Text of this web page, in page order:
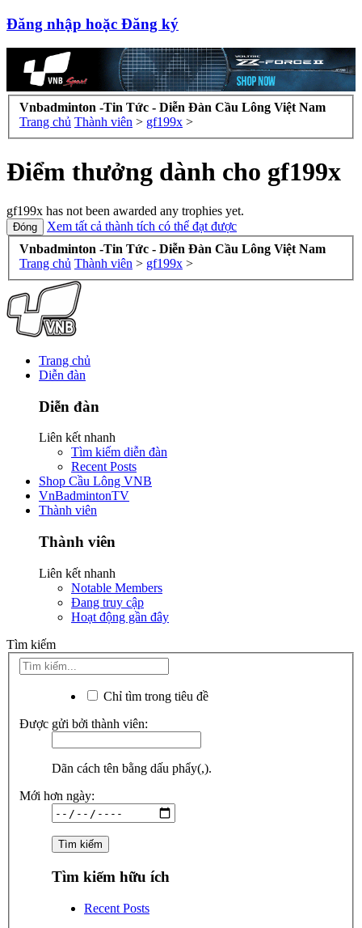
Đăng nhập hoặc Đăng ký
Vnbadminton -Tin Tức - Diễn Đàn Cầu Lông Việt Nam
Trang chủ Thành viên > gf199x >
Điểm thưởng dành cho gf199x
gf199x has not been awarded any trophies yet.
Xem tất cả thành tích có thể đạt được
Vnbadminton -Tin Tức - Diễn Đàn Cầu Lông Việt Nam
Trang chủ Thành viên > gf199x >
Trang chủ
Diễn đàn
Diễn đàn
Liên kết nhanh
Tìm kiếm diễn đàn
Recent Posts
Shop Cầu Lông VNB
VnBadmintonTV
Thành viên
Thành viên
Liên kết nhanh
Notable Members
Đang truy cập
Hoạt động gần đây
Tìm kiếm
Chỉ tìm trong tiêu đề
Được gửi bởi thành viên:
Dãn cách tên bằng dấu phẩy(,).
Mới hơn ngày:
Tìm kiếm hữu ích
Recent Posts